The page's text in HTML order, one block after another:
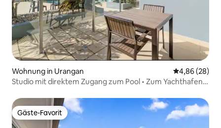
Wohnung in Urangan
4,86 (28)
Studio mit direktem Zugang zum Pool • Zum Yachthafen
Gäste-Favorit
Gäste-Favorit